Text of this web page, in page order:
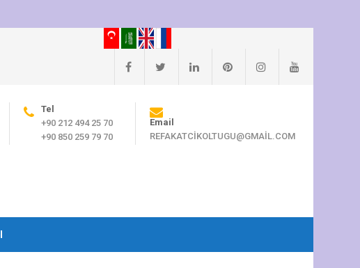
Tel
+90 212 494 25 70
+90 850 259 79 70
Email
REFAKATCIKOLTUGU@GMAIL.COM